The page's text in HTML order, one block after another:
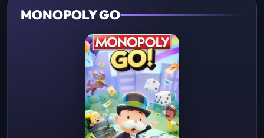
MONOPOLY GO